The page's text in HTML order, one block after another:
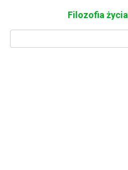
Filozofia życia
Search: